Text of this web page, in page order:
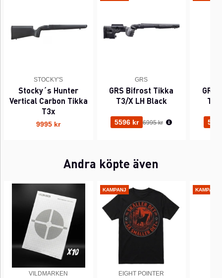
STOCKY'S
Stocky´s Hunter
Vertical Carbon Tikka
T3x
9995 kr
GRS
GRS Bifrost Tikka
T3/X LH Black
5596 kr Ordinarie pris:
6995 kr
T3/
Andra köpte även
VILDMARKEN
KAMPANJ
EIGHT POINTER
KAMPANJ